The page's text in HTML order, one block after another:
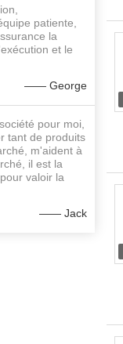
patiente,
la
et le
—— George
pour moi,
tant de produits
m'aident à
il est la
valoir la
—— Jack